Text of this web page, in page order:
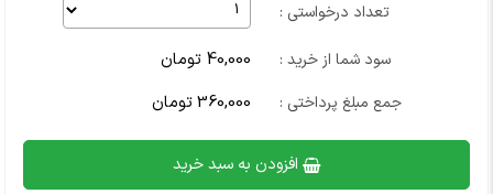
تعداد درخواستی :
سود شما از خرید : 40,000 تومان
جمع مبلغ پرداختی : 360,000 تومان
افزودن به سبد خرید